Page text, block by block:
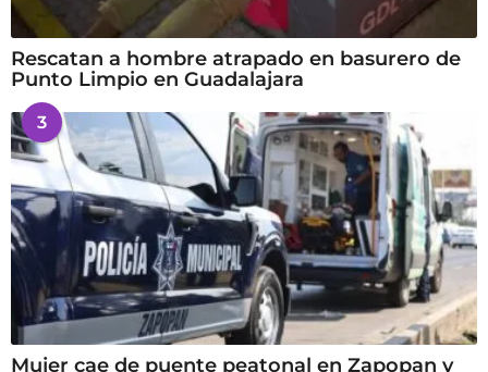
Rescatan a hombre atrapado en basurero de
Punto Limpio en Guadalajara
3
Mujer cae de puente peatonal en Zapopan y